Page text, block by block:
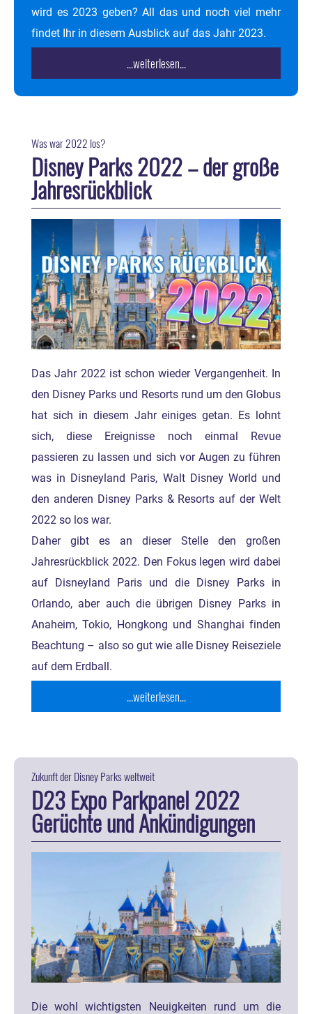
wird es 2023 geben? All das und noch viel mehr
findet Ihr in diesem Ausblick auf das Jahr 2023.
...weiterlesen...
Was war 2022 los?
Disney Parks 2022 – der große
Jahresrückblick
Das Jahr 2022 ist schon wieder Vergangenheit. In
den Disney Parks und Resorts rund um den Globus
hat sich in diesem Jahr einiges getan. Es lohnt
sich, diese Ereignisse noch einmal Revue
passieren zu lassen und sich vor Augen zu führen
was in Disneyland Paris, Walt Disney World und
den anderen Disney Parks & Resorts auf der Welt
2022 so los war.
Daher gibt es an dieser Stelle den großen
Jahresrückblick 2022. Den Fokus legen wird dabei
auf Disneyland Paris und die Disney Parks in
Orlando, aber auch die übrigen Disney Parks in
Anaheim, Tokio, Hongkong und Shanghai finden
Beachtung – also so gut wie alle Disney Reiseziele
auf dem Erdball.
...weiterlesen...
Zukunft der Disney Parks weltweit
D23 Expo Parkpanel 2022
Gerüchte und Ankündigungen
Die wohl wichtigsten Neuigkeiten rund um die